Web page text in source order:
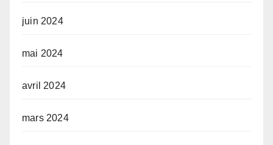
juin 2024
mai 2024
avril 2024
mars 2024